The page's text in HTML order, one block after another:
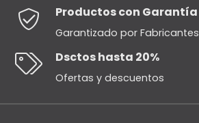
Productos con Garantía
Garantizado por Fabricantes
Dsctos hasta 20%
Ofertas y descuentos